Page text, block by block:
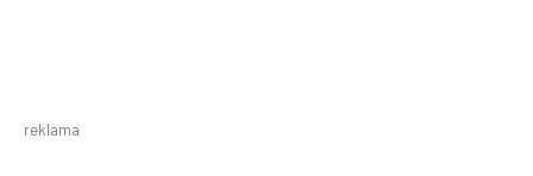
reklama